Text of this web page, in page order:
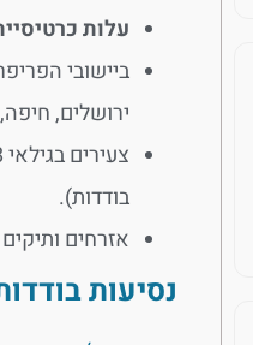
עלות כרטיסיית חופשי
ירושלים,
בודדות).
אזרחים ותיקים בני 75 ומעלה יהנו
נסיעות